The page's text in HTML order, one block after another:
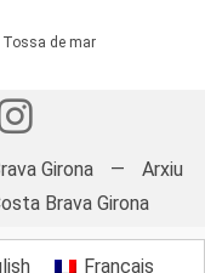
Tossa de mar
Girona —
Arxiu
Brava Girona
Français